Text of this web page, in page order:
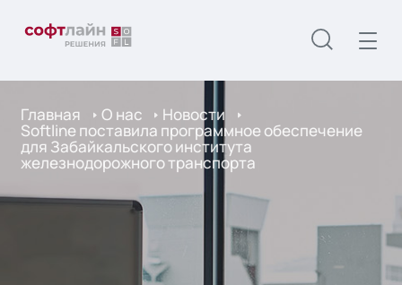
Главная О нас Новости
Softline поставила программное обеспечение
для Забайкальского института
железнодорожного транспорта